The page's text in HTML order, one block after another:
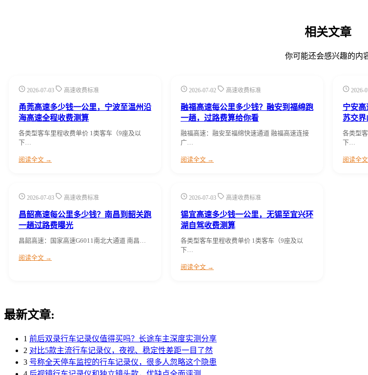
相关文章
你可能还会感兴趣的内
2026-07-03 高速收费标准
甬莞高速多少钱一公里，宁波至温州沿
海高速全程收费测算
各类型客车里程收费单价 1类客车（9座及以
下…
阅读全文 →
2026-07-02 高速收费标准
融福高速每公里多少钱？融安到福绵跑
一趟，过路费算给你看
融福高速：融安至福绵快速通道 融福高速连接
广…
阅读全文 →
2026-
宁安
苏交
各类型
下…
阅读全
2026-07-03 高速收费标准
昌韶高速每公里多少钱？南昌到韶关跑
一趟过路费曝光
昌韶高速：国家高速G6011南北大通道 南昌…
阅读全文 →
2026-07-03 高速收费标准
锡宜高速多少钱一公里，无锡至宜兴环
湖自驾收费测算
各类型客车里程收费单价 1类客车（9座及以
下…
阅读全文 →
最新文章:
1 前后双录行车记录仪值得买吗？长途车主深度实测分享
2 对比5款主流行车记录仪，夜视、稳定性差距一目了然
3 号称全天停车监控的行车记录仪，很多人忽略这个隐患